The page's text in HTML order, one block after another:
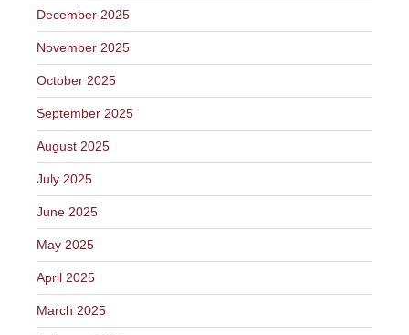
December 2025
November 2025
October 2025
September 2025
August 2025
July 2025
June 2025
May 2025
April 2025
March 2025